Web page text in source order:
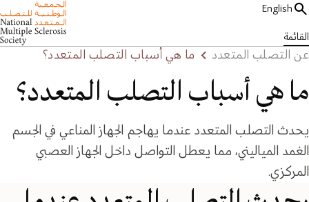
English
القائمة
عن التصلب المتعدد ما هي أسباب التصلب المتعدد؟
ما هي أسباب التصلب المتعدد؟
يحدث التصلب المتعدد عندما يهاجم الجهاز المناعي في الجسم
الغمد المياليني، مما يعطل التواصل داخل الجهاز العصبي
المركزي.